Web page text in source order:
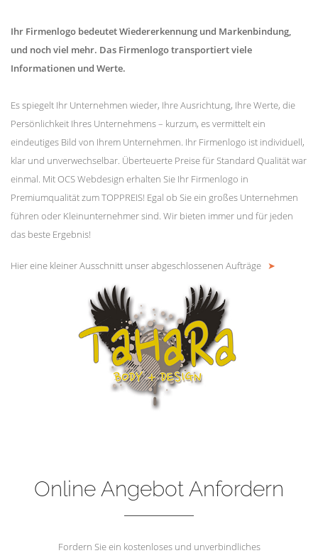
Ihr Firmenlogo bedeutet Wiedererkennung und Markenbindung,
und noch viel mehr. Das Firmenlogo transportiert viele
Informationen und Werte.
Es spiegelt Ihr Unternehmen wieder, Ihre Ausrichtung, Ihre Werte, die
Persönlichkeit Ihres Unternehmens – kurzum, es vermittelt ein
eindeutiges Bild von Ihrem Unternehmen. Ihr Firmenlogo ist individuell,
klar und unverwechselbar. Überteuerte Preise für Standard Qualität war
einmal. Mit OCS Webdesign erhalten Sie Ihr Firmenlogo in
Premiumqualität zum TOPPREIS! Egal ob Sie ein großes Unternehmen
führen oder Kleinunternehmer sind. Wir bieten immer und für jeden
das beste Ergebnis!
Hier eine kleiner Ausschnitt unser abgeschlossenen Aufträge ➤
Online Angebot Anfordern
Fordern Sie ein kostenloses und unverbindliches